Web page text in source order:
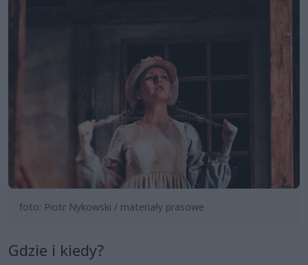
foto: Piotr Nykowski / materiały prasowe
Gdzie i kiedy?